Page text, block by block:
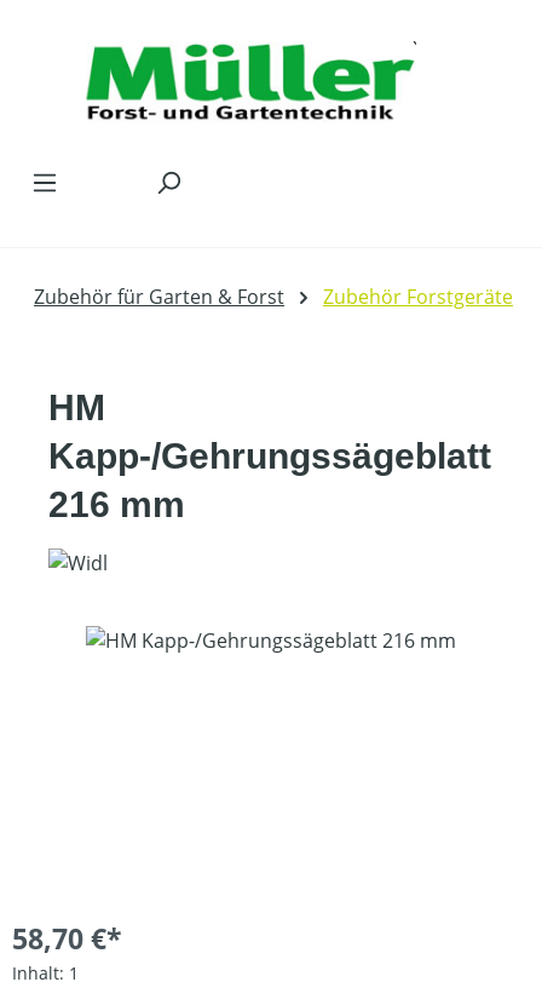
Zubehör für Garten & Forst Zubehör Forstgeräte
HM
Kapp-/Gehrungssägeblatt
216 mm
Bildergalerie überspringen
58,70 €*
Inhalt: 1